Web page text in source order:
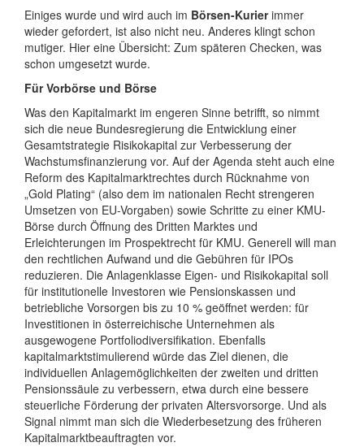
Einiges wurde und wird auch im Börsen-Kurierimmer
wieder gefordert, ist also nicht neu. Anderes klingt schon
mutiger. Hier eine Übersicht: Zum späteren Checken, was
schon umgesetzt wurde.
Für Vorbörse und Börse
Was den Kapitalmarkt im engeren Sinne betrifft, so nimmt
sich die neue Bundesregierung die Entwicklung einer
Gesamtstrategie Risikokapital zur Verbesserung der
Wachstumsfinanzierung vor. Auf der Agenda steht auch eine
Reform des Kapitalmarktrechtes durch Rücknahme von
„Gold Plating“ (also dem im nationalen Recht strengeren
Umsetzen von EU-Vorgaben) sowie Schritte zu einer KMU-
Börse durch Öffnung des Dritten Marktes und
Erleichterungen im Prospektrecht für KMU. Generell will man
den rechtlichen Aufwand und die Gebühren für IPOs
reduzieren. Die Anlagenklasse Eigen- und Risikokapital soll
für institutionelle Investoren wie Pensionskassen und
betriebliche Vorsorgen bis zu 10 % geöffnet werden: für
Investitionen in österreichische Unternehmen als
ausgewogene Portfoliodiversifikation. Ebenfalls
kapitalmarktstimulierend würde das Ziel dienen, die
individuellen Anlagemöglichkeiten der zweiten und dritten
Pensionssäule zu verbessern, etwa durch eine bessere
steuerliche Förderung der privaten Altersvorsorge. Und als
Signal nimmt man sich die Wiederbesetzung des früheren
Kapitalmarktbeauftragten vor.